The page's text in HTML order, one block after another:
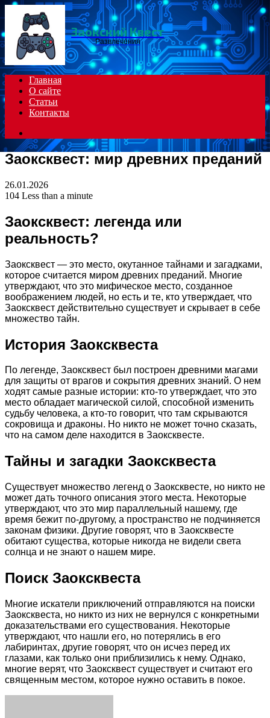
Menu
Заокский Квест
Развлечения
Главная
О сайте
Статьи
Контакты
for
Заоксквест: мир древних преданий
26.01.2026
104 Less than a minute
Заоксквест: легенда или
реальность?
Заоксквест — это место, окутанное тайнами и загадками,
которое считается миром древних преданий. Многие
утверждают, что это мифическое место, созданное
воображением людей, но есть и те, кто утверждает, что
Заоксквест действительно существует и скрывает в себе
множество тайн.
История Заоксквеста
По легенде, Заоксквест был построен древними магами
для защиты от врагов и сокрытия древних знаний. О нем
ходят самые разные истории: кто-то утверждает, что это
место обладает магической силой, способной изменить
судьбу человека, а кто-то говорит, что там скрываются
сокровища и драконы. Но никто не может точно сказать,
что на самом деле находится в Заоксквесте.
Тайны и загадки Заоксквеста
Существует множество легенд о Заоксквесте, но никто не
может дать точного описания этого места. Некоторые
утверждают, что это мир параллельный нашему, где
время бежит по-другому, а пространство не подчиняется
законам физики. Другие говорят, что в Заоксквесте
обитают существа, которые никогда не видели света
солнца и не знают о нашем мире.
Поиск Заоксквеста
Многие искатели приключений отправляются на поиски
Заоксквеста, но никто из них не вернулся с конкретными
доказательствами его существования. Некоторые
утверждают, что нашли его, но потерялись в его
лабиринтах, другие говорят, что он исчез перед их
глазами, как только они приблизились к нему. Однако,
многие верят, что Заоксквест существует и считают его
священным местом, которое нужно оставить в покое.